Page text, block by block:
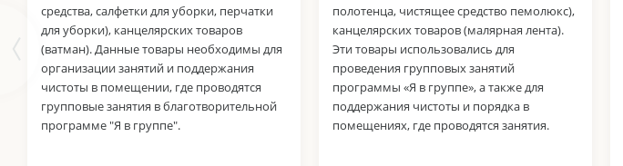
средства, салфетки для уборки, перчатки
для уборки), канцелярских товаров
(ватман). Данные товары необходимы для
организации занятий и поддержания
чистоты в помещении, где проводятся
групповые занятия в благотворительной
программе "Я в группе".
полотенца, чистящее средство пемолюкс),
канцелярских товаров (малярная лента).
Эти товары использовались для
проведения групповых занятий
программы «Я в группе», а также для
поддержания чистоты и порядка в
помещениях, где проводятся занятия.